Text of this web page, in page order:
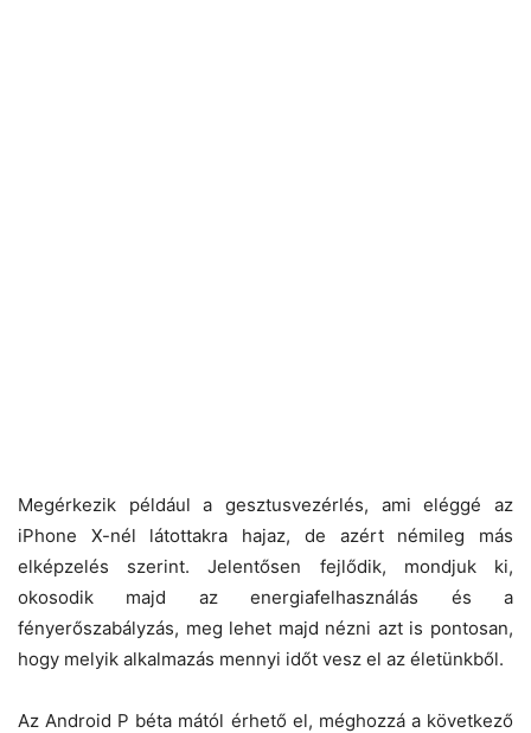
Megérkezik például a gesztusvezérlés, ami eléggé az
iPhone X-nél látottakra hajaz, de azért némileg más
elképzelés szerint. Jelentősen fejlődik, mondjuk ki,
okosodik majd az energiafelhasználás és a
fényerőszabályzás, meg lehet majd nézni azt is pontosan,
hogy melyik alkalmazás mennyi időt vesz el az életünkből.
Az Android P béta mától érhető el, méghozzá a következő